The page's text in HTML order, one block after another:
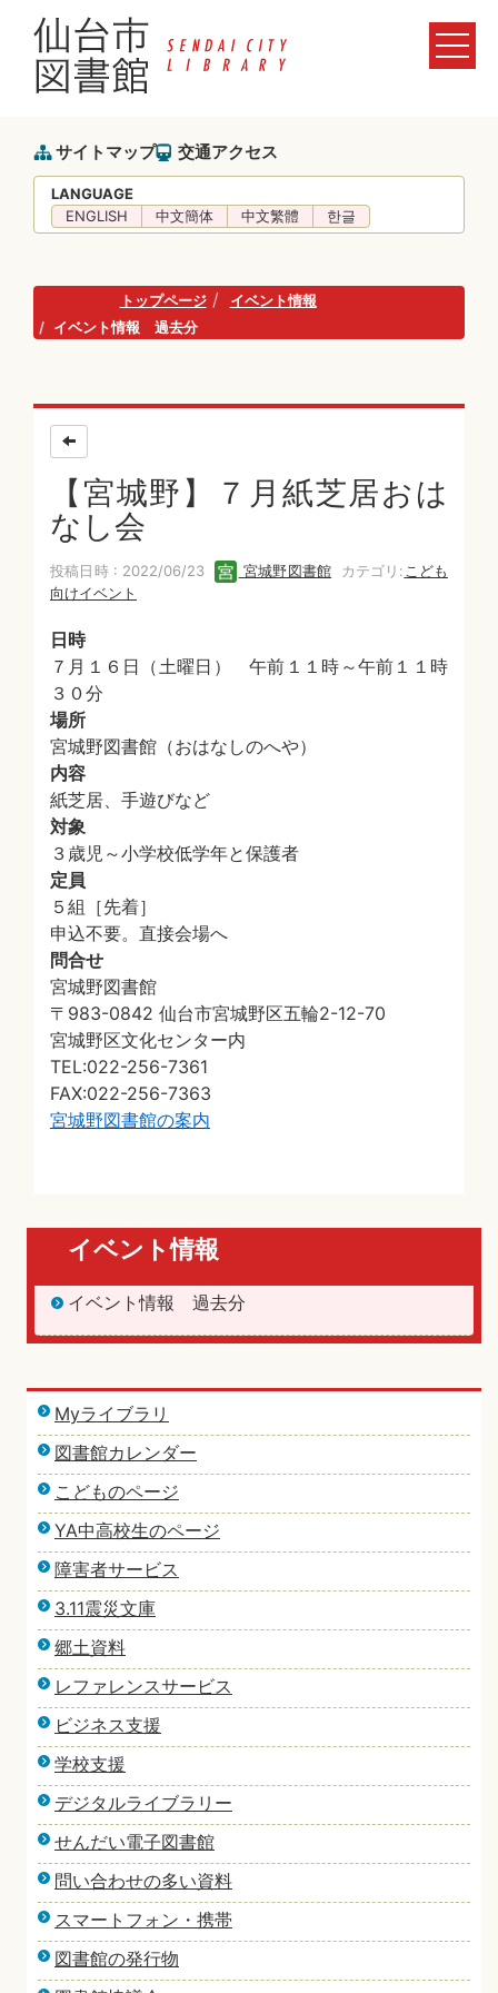
サイトマップ 交通アクセス
LANGUAGE
ENGLISH
中文簡体 中文繁體 한글
トップページ
イベント情報
イベント情報 過去分
【宮城野】７月紙芝居おは
なし会
投稿日時 : 2022/06/23 宮城野図書館 カテゴリ: こども
向けイベント
日時
７月１６日（土曜日） 午前１１時～午前１１時
３０分
場所
宮城野図書館（おはなしのへや）
内容
紙芝居、手遊びなど
対象
３歳児～小学校低学年と保護者
定員
５組［先着］
申込不要。直接会場へ
問合せ
宮城野図書館
〒983-0842 仙台市宮城野区五輪2-12-70
宮城野区文化センター内
TEL:022-256-7361
FAX:022-256-7363
宮城野図書館の案内
イベント情報
イベント情報 過去分
Myライブラリ
図書館カレンダー
こどものページ
YA中高校生のページ
障害者サービス
3.11震災文庫
郷土資料
レファレンスサービス
ビジネス支援
学校支援
デジタルライブラリー
せんだい電子図書館
問い合わせの多い資料
スマートフォン・携帯
図書館の発行物